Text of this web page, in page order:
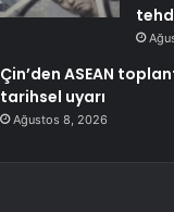
Çin’den ASEAN
tarihsel uyarı
Ağustos 8, 2026